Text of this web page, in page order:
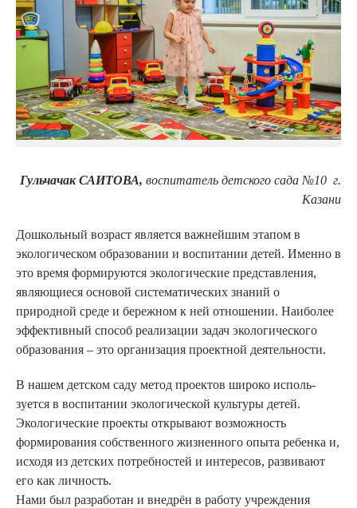
Гульчачак САИТОВА, воспитатель детского сада №10 г.
Казани
Дошкольный возраст является важнейшим этапом в
экологическом образовании и воспитании детей. Именно в
это время формируются экологические представления,
являющиеся основой систематических знаний о
природной среде и бережном к ней отношении. Наиболее
эффективный способ реализации задач экологического
образования – это организация проектной деятельности.
В нашем детском саду метод проектов широко исполь­
зуется в воспитании экологичес­кой культуры детей.
Экологичес­кие проекты открывают возмож­ность
формирования собственно­го жизненного опыта ребенка и,
исходя из детских потребностей и интересов, развивают
его как личность.
Нами был разработан и внедрён в работу учреждения